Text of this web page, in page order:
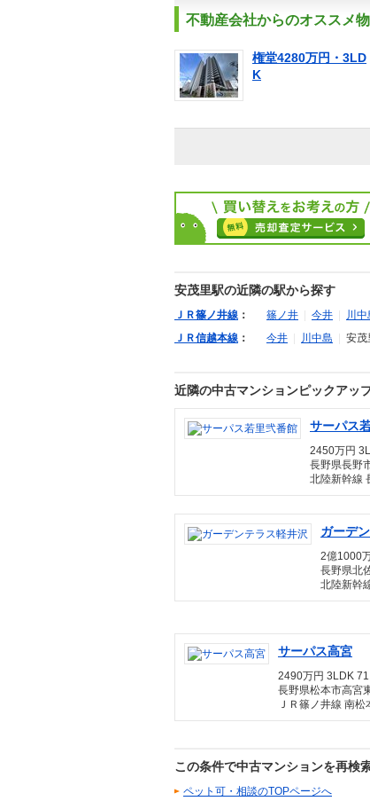
不動産会社からのオススメ
権堂4280万円・3LD
K
安茂里駅の近隣の駅から探す
ＪＲ篠ノ井線 ： 篠ノ井 今井 川中
ＪＲ信越本線 ： 今井 川中島 安茂
近隣の中古マンションピックアッ
サーパス
2450万円
長野県長野
北陸新幹線
ガーデ
2億1000
長野県北
北陸新幹
サーパス高宮
2490万円 3LDK
長野県松本市高宮
ＪＲ篠ノ井線 南
この条件で中古マンションを再検
ペット可・相談のTOPページへ